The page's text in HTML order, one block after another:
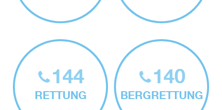
144
RETTUNG
140
BERGRETTUNG